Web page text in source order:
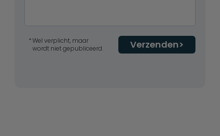
Verzenden
Wel verplicht, maar
wordt niet gepubliceerd.